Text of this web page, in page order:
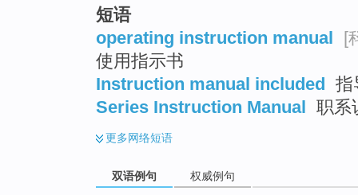
短语
operating instruction manual
[
使用指示书
Instruction manual included
指
Series Instruction Manual
职系
更多网络短语
双语例句 权威例句